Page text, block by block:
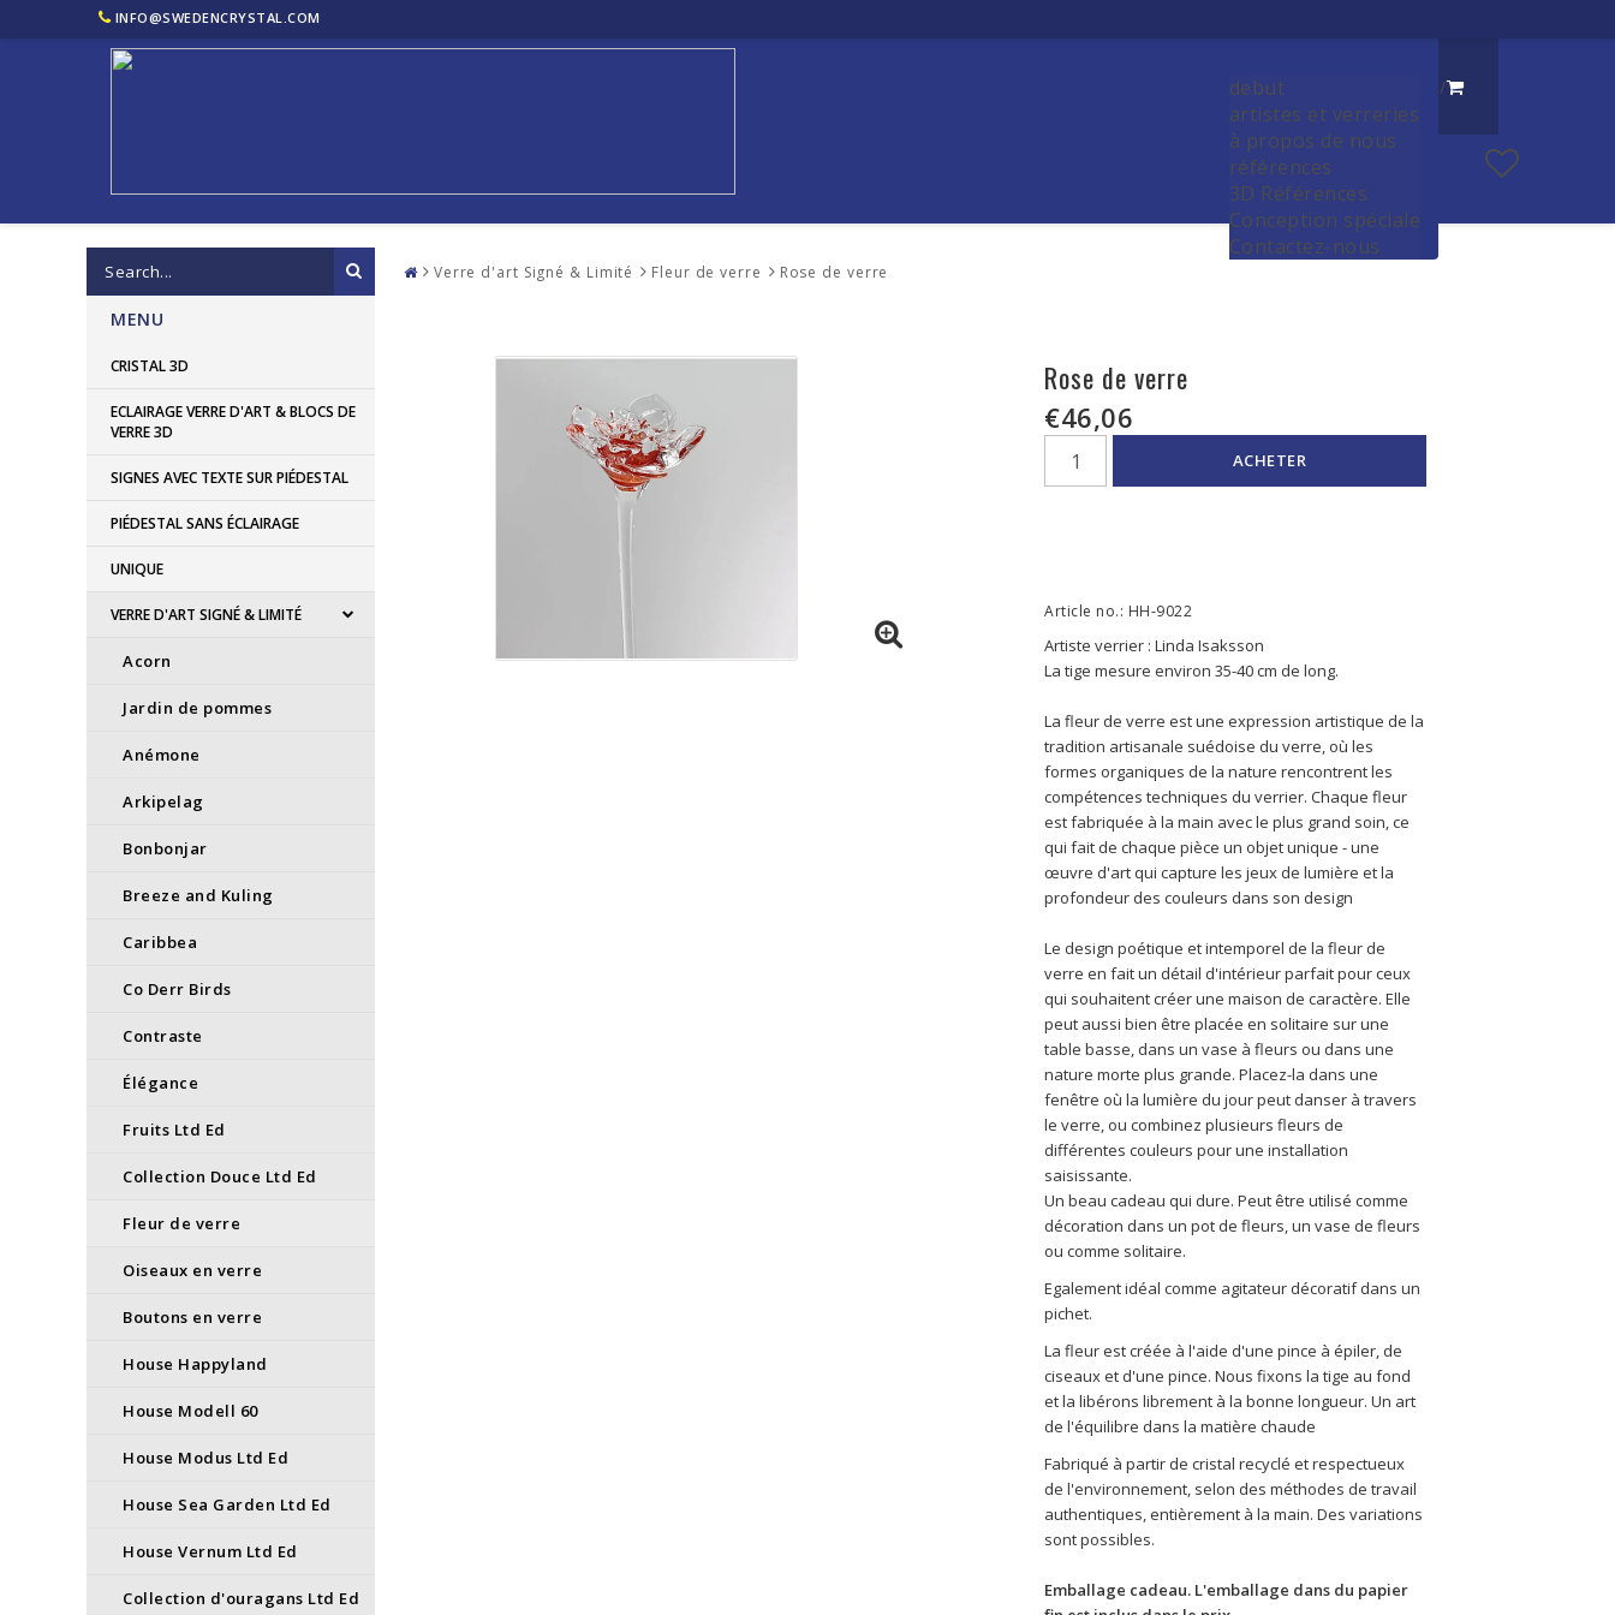
INFO@SWEDENCRYSTAL.COM
/
debut
artistes et verreries
à propos de nous
références
3D Références
Conception spéciale
Contactez-nous
MENU
CRISTAL 3D
ECLAIRAGE VERRE D'ART & BLOCS DE
VERRE 3D
SIGNES AVEC TEXTE SUR PIÉDESTAL
PIÉDESTAL SANS ÉCLAIRAGE
UNIQUE
VERRE D'ART SIGNÉ & LIMITÉ
Acorn
Jardin de pommes
Anémone
Arkipelag
Bonbonjar
Breeze and Kuling
Caribbea
Co Derr Birds
Contraste
Élégance
Fruits Ltd Ed
Collection Douce Ltd Ed
Fleur de verre
Oiseaux en verre
Boutons en verre
House Happyland
House Modell 60
House Modus Ltd Ed
House Sea Garden Ltd Ed
House Vernum Ltd Ed
Collection d'ouragans Ltd Ed
Verre d'art Signé & Limité Fleur de verre Rose de verre
Rose de verre
€46,06
ACHETER
Article no.: HH-9022
Artiste verrier : Linda Isaksson
La tige mesure environ 35-40 cm de long.
La fleur de verre est une expression artistique de la
tradition artisanale suédoise du verre, où les
formes organiques de la nature rencontrent les
compétences techniques du verrier. Chaque fleur
est fabriquée à la main avec le plus grand soin, ce
qui fait de chaque pièce un objet unique - une
œuvre d'art qui capture les jeux de lumière et la
profondeur des couleurs dans son design
Le design poétique et intemporel de la fleur de
verre en fait un détail d'intérieur parfait pour ceux
qui souhaitent créer une maison de caractère. Elle
peut aussi bien être placée en solitaire sur une
table basse, dans un vase à fleurs ou dans une
nature morte plus grande. Placez-la dans une
fenêtre où la lumière du jour peut danser à travers
le verre, ou combinez plusieurs fleurs de
différentes couleurs pour une installation
saisissante.
Un beau cadeau qui dure. Peut être utilisé comme
décoration dans un pot de fleurs, un vase de fleurs
ou comme solitaire.
Egalement idéal comme agitateur décoratif dans un
pichet.
La fleur est créée à l'aide d'une pince à épiler, de
ciseaux et d'une pince. Nous fixons la tige au fond
et la libérons librement à la bonne longueur. Un art
de l'équilibre dans la matière chaude
Fabriqué à partir de cristal recyclé et respectueux
de l'environnement, selon des méthodes de travail
authentiques, entièrement à la main. Des variations
sont possibles.
Emballage cadeau. L'emballage dans du papier